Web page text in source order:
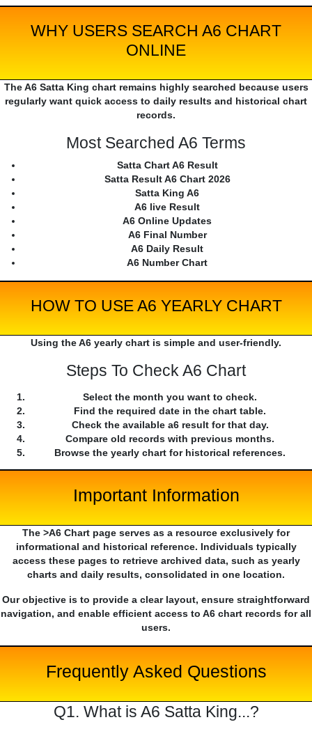
WHY USERS SEARCH A6 CHART
ONLINE
The A6 Satta King chart remains highly searched because users
regularly want quick access to daily results and historical chart
records.
Most Searched A6 Terms
Satta Chart A6 Result
Satta Result A6 Chart 2026
Satta King A6
A6 live Result
A6 Online Updates
A6 Final Number
A6 Daily Result
A6 Number Chart
HOW TO USE A6 YEARLY CHART
Using the A6 yearly chart is simple and user-friendly.
Steps To Check A6 Chart
Select the month you want to check.
Find the required date in the chart table.
Check the available a6 result for that day.
Compare old records with previous months.
Browse the yearly chart for historical references.
Important Information
The >A6 Chart page serves as a resource exclusively for
informational and historical reference. Individuals typically
access these pages to retrieve archived data, such as yearly
charts and daily results, consolidated in one location.
Our objective is to provide a clear layout, ensure straightforward
navigation, and enable efficient access to A6 chart records for all
users.
Frequently Asked Questions
Q1. What is A6 Satta King...?